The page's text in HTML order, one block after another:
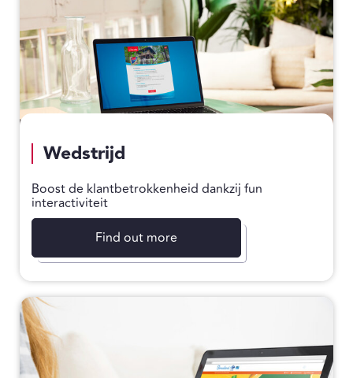
Wedstrijd
Boost de klantbetrokkenheid dankzij fun
interactiviteit
Find out more